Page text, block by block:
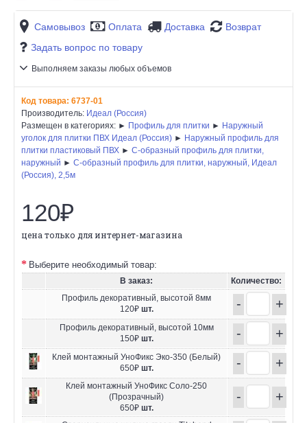
Самовывоз Оплата Доставка
Возврат
Задать вопрос по товару
Выполняем заказы любых объемов
Код товара: 6737-01
Производитель: Идеал (Россия)
Размещен в категориях: ► Профиль для плитки ► Наружный
уголок для плитки ПВХ Идеал (Россия) ► Наружный профиль для
плитки пластиковый ПВХ ► C-образный профиль для плитки,
наружный ► C-образный профиль для плитки, наружный, Идеал
(Россия), 2,5м
120₽
цена только для интернет-магазина
Выберите необходимый товар:
В заказ:
Количество:
Профиль декоративный, высотой 8мм
120₽ шт. - +
Профиль декоративный, высотой 10мм
150₽ шт. - +
Клей монтажный УноФикс Эко-350 (Белый)
650₽ шт. - +
Клей монтажный УноФикс Соло-250
(Прозрачный)
650₽ шт.
- +